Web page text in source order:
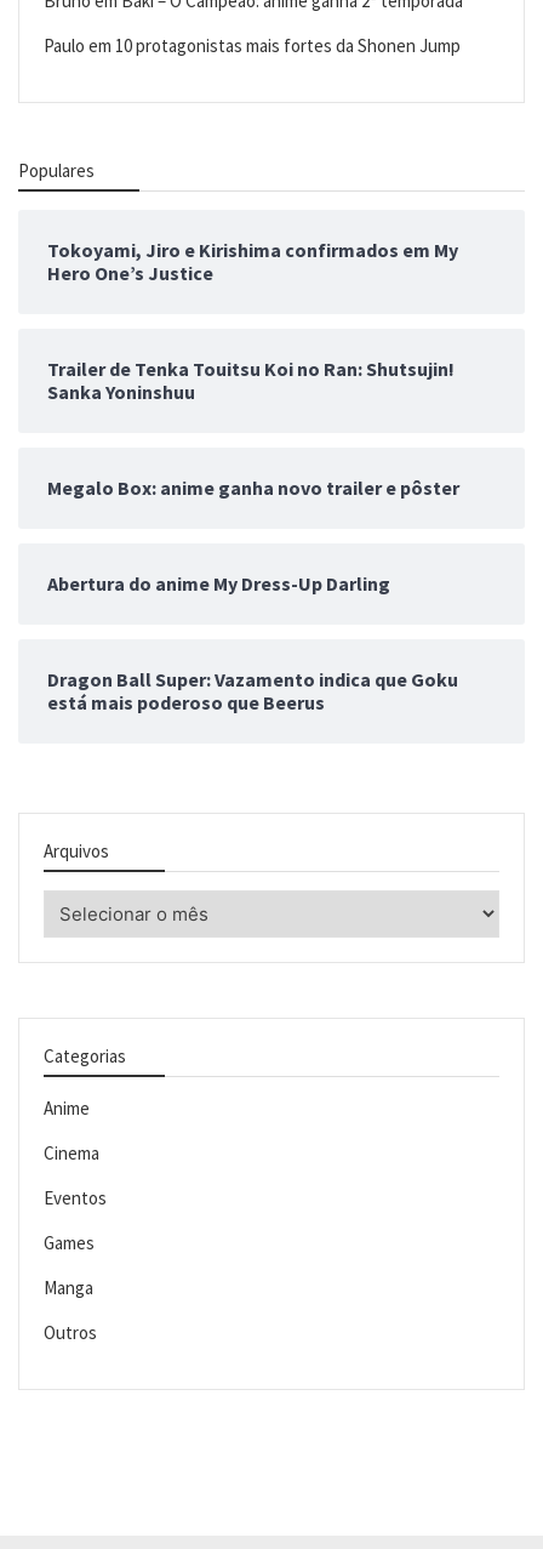
Paulo em 10 protagonistas mais fortes da Shonen Jump
Populares
Tokoyami, Jiro e Kirishima confirmados em My
Hero One’s Justice
Trailer de Tenka Touitsu Koi no Ran: Shutsujin!
Sanka Yoninshuu
Megalo Box: anime ganha novo trailer e pôster
Abertura do anime My Dress-Up Darling
Dragon Ball Super: Vazamento indica que Goku
está mais poderoso que Beerus
Arquivos
Arquivos
Categorias
Anime
Cinema
Eventos
Games
Manga
Outros